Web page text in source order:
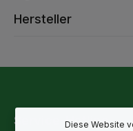
Hersteller
Service-Hotline
Diese Website